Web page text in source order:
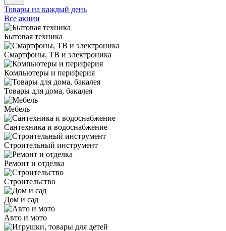
Товары на каждый день
Все акции
Бытовая техника
Смартфоны, ТВ и электроника
Компьютеры и периферия
Товары для дома, бакалея
Мебель
Сантехника и водоснабжение
Строительный инструмент
Ремонт и отделка
Строительство
Дом и сад
Авто и мото